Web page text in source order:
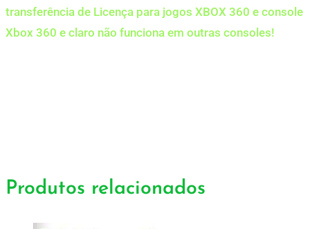
transferência de Licença para jogos XBOX 360 e console
Xbox 360 e claro não funciona em outras consoles!
Produtos relacionados